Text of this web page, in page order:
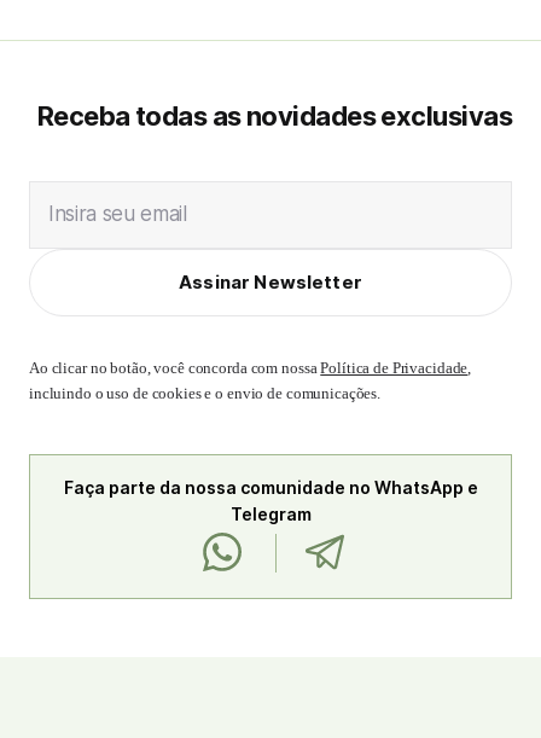
Receba todas as novidades exclusivas
Insira seu email
Assinar Newsletter
Ao clicar no botão, você concorda com nossaPolítica de Privacidade,
incluindo o uso de cookies e o envio de comunicações.
Faça parte da nossa comunidade no WhatsApp e
Telegram